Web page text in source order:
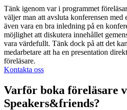
Tänk igenom var i programmet
väljer man att avsluta konferensen med
även vara en bra inledning på en
möjlighet att diskutera innehållet
vara värdefullt. Tänk dock på att det
medarbetare att ha en presentation
föreläsare.
Kontakta oss
Varför boka föreläsare
Speakers&friends?